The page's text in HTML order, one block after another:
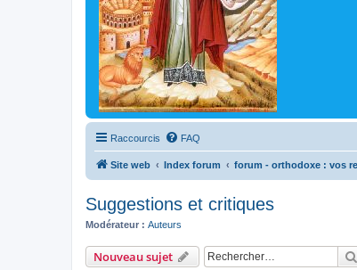
Raccourcis FAQ
Site web Index forum forum - orthodoxe : vos
Suggestions et critiques
Modérateur : Auteurs
Nouveau sujet